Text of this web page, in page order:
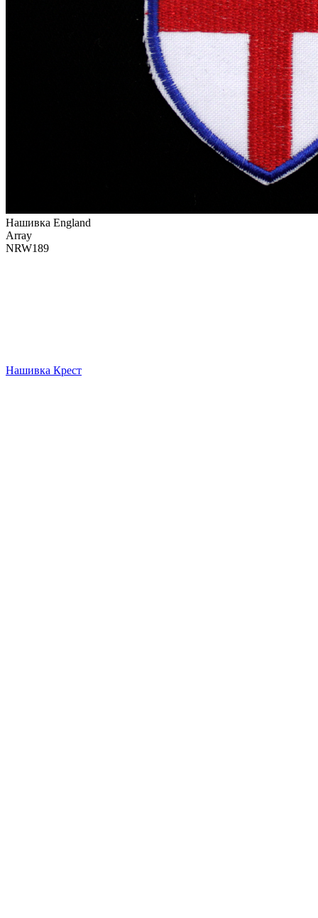
Нашивка England
Array
NRW189
Нашивка Крест